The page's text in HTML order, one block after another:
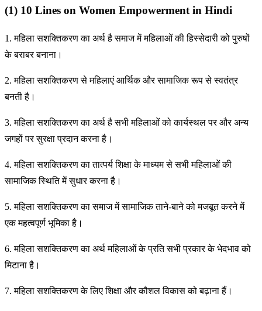
(1) 10 Lines on Women Empowerment in Hindi
1. महिला सशक्तिकरण का अर्थ है समाज में महिलाओं की हिस्सेदारी को पुरुषों
के बराबर बनाना।
2. महिला सशक्तिकरण से महिलाएं आर्थिक और सामाजिक रूप से स्वतंत्र
बनती है।
3. महिला सशक्तिकरण का अर्थ है सभी महिलाओं को कार्यस्थल पर और अन्य
जगहों पर सुरक्षा प्रदान करना है।
4. महिला सशक्तिकरण का तात्पर्य शिक्षा के माध्यम से सभी महिलाओं की
सामाजिक स्थिति में सुधार करना है।
5. महिला सशक्तिकरण का समाज में सामाजिक ताने-बाने को मजबूत करने में
एक महत्वपूर्ण भूमिका है।
6. महिला सशक्तिकरण का अर्थ महिलाओं के प्रति सभी प्रकार के भेदभाव को
मिटाना है।
7. महिला सशक्तिकरण के लिए शिक्षा और कौशल विकास को बढ़ाना हैं।